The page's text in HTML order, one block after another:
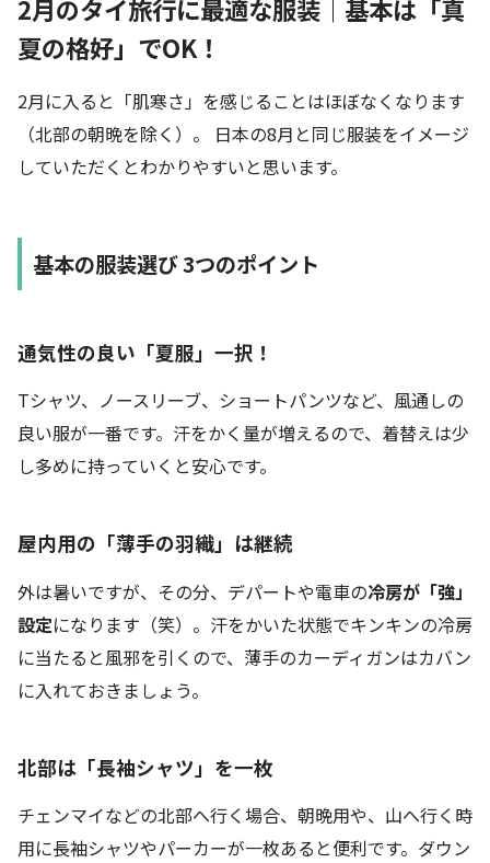
2月のタイ旅行に最適な服装｜基本は「真
夏の格好」でOK！
2月に入ると「肌寒さ」を感じることはほぼなくなります
（北部の朝晩を除く）。 日本の8月と同じ服装をイメージ
していただくとわかりやすいと思います。
基本の服装選び 3つのポイント
通気性の良い「夏服」一択！
Tシャツ、ノースリーブ、ショートパンツなど、風通しの
良い服が一番です。汗をかく量が増えるので、着替えは少
し多めに持っていくと安心です。
屋内用の「薄手の羽織」は継続
外は暑いですが、その分、デパートや電車の冷房が「強」
設定になります（笑）。汗をかいた状態でキンキンの冷房
に当たると風邪を引くので、薄手のカーディガンはカバン
に入れておきましょう。
北部は「長袖シャツ」を一枚
チェンマイなどの北部へ行く場合、朝晩用や、山へ行く時
用に長袖シャツやパーカーが一枚あると便利です。ダウン